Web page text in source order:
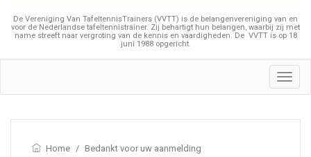
De Vereniging Van TafeltennisTrainers (VVTT) is de belangenvereniging van en
voor de Nederlandse tafeltennistrainer. Zij behartigt hun belangen, waarbij zij met
name streeft naar vergroting van de kennis en vaardigheden. De VVTT is op 18
juni 1988 opgericht.
Home / Bedankt voor uw aanmelding